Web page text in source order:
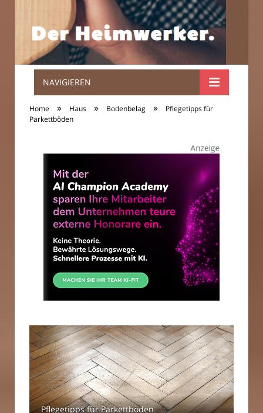
Der
Heimwerker.
NAVIGIEREN
Home » Haus » Bodenbelag »
Pflegetipps für
Parkettböden
Pflegetipps für Parkettböden